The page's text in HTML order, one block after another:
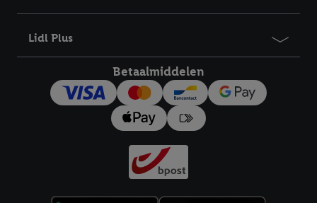
Lidl Plus
Betaalmiddelen
bewaartermijn van de gegevens en uw recht om uw
trekken, vindt u in onze
impressum hier.